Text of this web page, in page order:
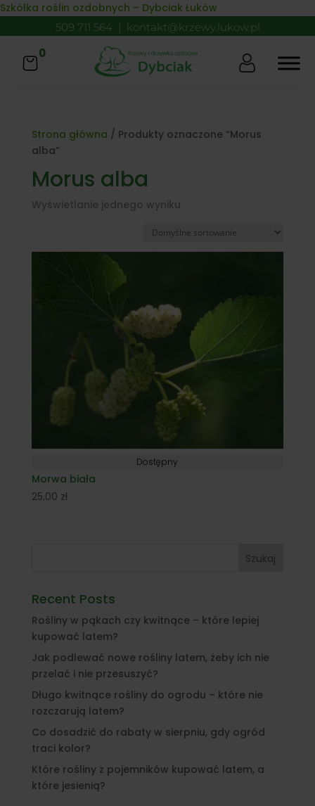
Skip to content
Szkółka roślin ozdobnych – Dybciak Łuków
509 711 564 | kontakt@krzewy.lukow.pl
0
Strona główna / Produkty oznaczone “Morus
alba”
Morus alba
Wyświetlanie jednego wyniku
Dostępny
Morwa biała
25,00 zł
Szukaj
Recent Posts
Rośliny w pąkach czy kwitnące – które lepiej
kupować latem?
Jak podlewać nowe rośliny latem, żeby ich nie
przelać i nie przesuszyć?
Długo kwitnące rośliny do ogrodu – które nie
rozczarują latem?
Co dosadzić do rabaty w sierpniu, gdy ogród
traci kolor?
Które rośliny z pojemników kupować latem, a
które jesienią?